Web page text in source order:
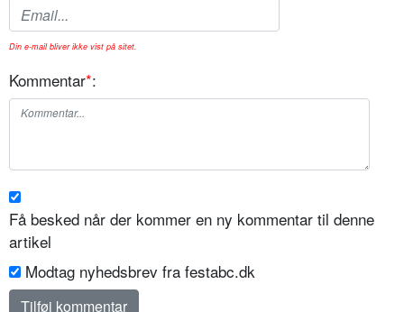
Din e-mail bliver ikke vist på sitet.
Kommentar*:
Få besked når der kommer en ny kommentar til denne
artikel
Modtag nyhedsbrev fra festabc.dk